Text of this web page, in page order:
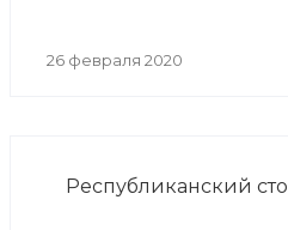
26 февраля 2020
Республиканский